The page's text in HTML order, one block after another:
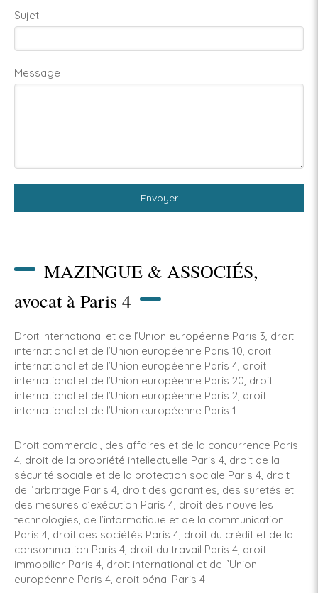
Sujet
Message
Envoyer
MAZINGUE & ASSOCIÉS,
avocat à Paris 4
Droit international et de l’Union européenne Paris 3, droit
international et de l’Union européenne Paris 10, droit
international et de l’Union européenne Paris 4, droit
international et de l’Union européenne Paris 20, droit
international et de l’Union européenne Paris 2, droit
international et de l’Union européenne Paris 1
Droit commercial, des affaires et de la concurrence Paris
4, droit de la propriété intellectuelle Paris 4, droit de la
sécurité sociale et de la protection sociale Paris 4, droit
de l’arbitrage Paris 4, droit des garanties, des suretés et
des mesures d’exécution Paris 4, droit des nouvelles
technologies, de l’informatique et de la communication
Paris 4, droit des sociétés Paris 4, droit du crédit et de la
consommation Paris 4, droit du travail Paris 4, droit
immobilier Paris 4, droit international et de l’Union
européenne Paris 4, droit pénal Paris 4